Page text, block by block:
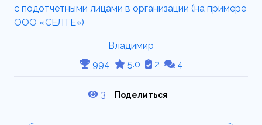
Владимир
994
5.0 2 4
3 Поделиться